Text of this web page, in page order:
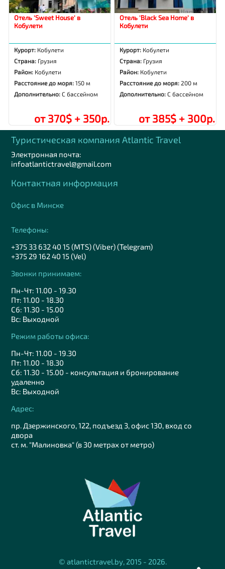
Отель 'Sweet House' в
Кобулети
Курорт: Кобулети
Страна: Грузия
Район: Кобулети
Расстояние до моря:150 м
Дополнительно:С бассейном
от 370$ + 350р.
Отель 'Black Sea Home' в
Кобулети
Курорт: Кобулети
Страна: Грузия
Район: Кобулети
Расстояние до моря:200 м
Дополнительно:С бассейном
от 385$ + 300р.
Туристическая компания Аtlantic Travel
Электронная почта:
infoatlantictravel@gmail.com
Контактная информация
Офис в Минске
Телефоны:
+375 33 632 40 15 (MTS) (Viber) (Telegram)
+375 29 162 40 15 (Vel)
Звонки принимаем:
Пн-Чт: 11.00 - 19.30
Пт: 11.00 - 18.30
Сб: 11.30 - 15.00
Вс: Выходной
Режим работы офиса:
Пн-Чт: 11.00 - 19.30
Пт: 11.00 - 18.30
Сб: 11.30 - 15.00 - консультация и бронирование
удаленно
Вс: Выходной
Адрес:
пр. Дзержинского, 122, подъезд 3, офис 130, вход со
двора
ст. м. "Малиновка" (в 30 метрах от метро)
© atlantictravel.by, 2015 - 2026.